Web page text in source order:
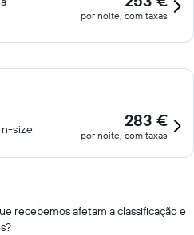
por noite, com taxas
size 283 €
por noite, com taxas
recebemos afetam a classificação e